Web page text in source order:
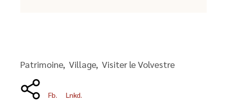
Patrimoine Village Visiter le Volvestre
Fb. Lnkd.